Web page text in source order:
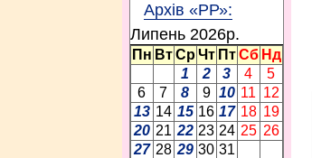
Архів «РР»:
Липень 2026p.
Пн Вт Ср Чт Пт Сб Нд
1
2 3 4
5
6
7 8 9 10 11 12
13 14 15 16 17 18 19
20 21 22 23 24 25 26
27 28 29 30 31